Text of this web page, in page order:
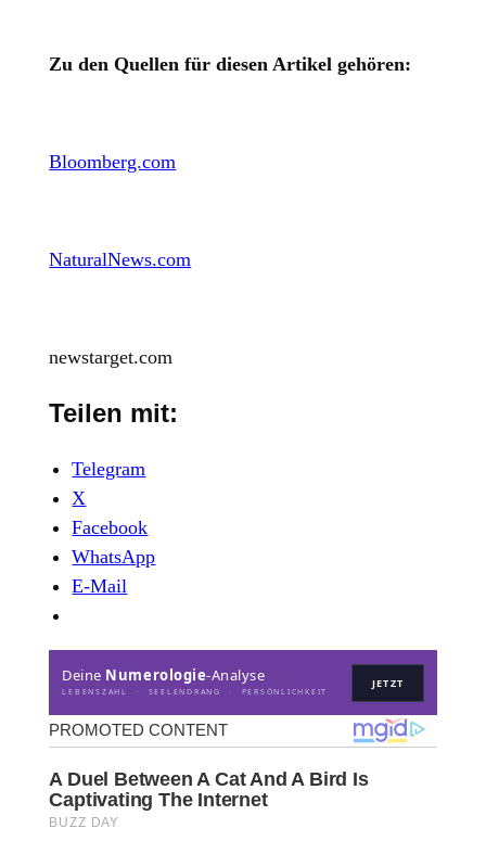
Zu den Quellen für diesen Artikel gehören:
Bloomberg.com
NaturalNews.com
newstarget.com
Teilen mit:
Telegram
X
Facebook
WhatsApp
E-Mail
Deine Numerologie-Analyse
LEBENSZAHL · SEELENDRANG · PERSÖNLICHKEIT
JETZT